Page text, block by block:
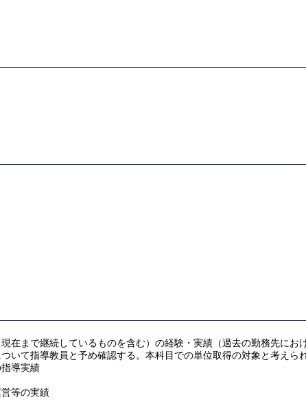
在まで継続しているものを含む）の経験・実績（過去の勤務先に
いて指導教員と予め確認する。本科目での単位取得の対象と考えら
導実績
等の実績